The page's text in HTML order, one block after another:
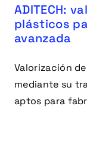
ADITECH:
plásticos
avanzada
Valorización
mediante su
aptos para